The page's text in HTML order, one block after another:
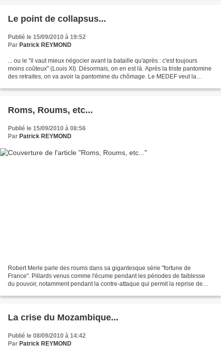
Le point de collapsus...
Publié le 15/09/2010 à 19:52
Par Patrick REYMOND
... ou le "il vaut mieux négocier avant la bataille qu'après : c'est toujours
moins coûteux" (Louis XI). Désormais, on en est là. Après la triste pantomine
des retraites, on va avoir la pantomine du chômage. Le MEDEF veut la
Roms, Roums, etc...
Publié le 15/09/2010 à 08:56
Par Patrick REYMOND
Robert Merle parle des roums dans sa gigantesque série "fortune de
France". Pillards venus comme l'écume pendant les périodes de faiblesse
du pouvoir, notamment pendant la contre-attaque qui permit la reprise de
La crise du Mozambique...
Publié le 08/09/2010 à 14:42
Par Patrick REYMOND